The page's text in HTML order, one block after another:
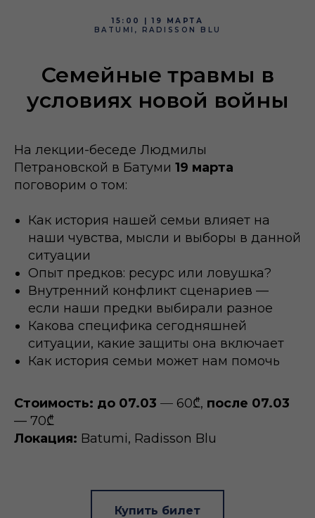
15:00 | 19 МАРТА
BATUMI, RADISSON BLU
Семейные травмы в
условиях новой войны
На лекции-беседе Людмилы
Петрановской в Батуми 19 марта
поговорим о том:
Как история нашей семьи влияет на
наши чувства, мысли и выборы в данной
ситуации
Опыт предков: ресурс или ловушка?
Внутренний конфликт сценариев —
если наши предки выбирали разное
Какова специфика сегодняшней
ситуации, какие защиты она включает
Как история семьи может нам помочь
Стоимость: до 07.03 — 60₾, п‌осле 07.03
— 70₾
Локация: Batumi, Radisson Blu
Купить билет